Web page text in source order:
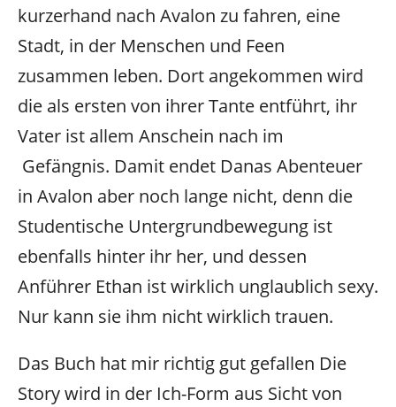
kurzerhand nach Avalon zu fahren, eine
Stadt, in der Menschen und Feen
zusammen leben. Dort angekommen wird
die als ersten von ihrer Tante entführt, ihr
Vater ist allem Anschein nach im
Gefängnis. Damit endet Danas Abenteuer
in Avalon aber noch lange nicht, denn die
Studentische Untergrundbewegung ist
ebenfalls hinter ihr her, und dessen
Anführer Ethan ist wirklich unglaublich sexy.
Nur kann sie ihm nicht wirklich trauen.
Das Buch hat mir richtig gut gefallen Die
Story wird in der Ich-Form aus Sicht von